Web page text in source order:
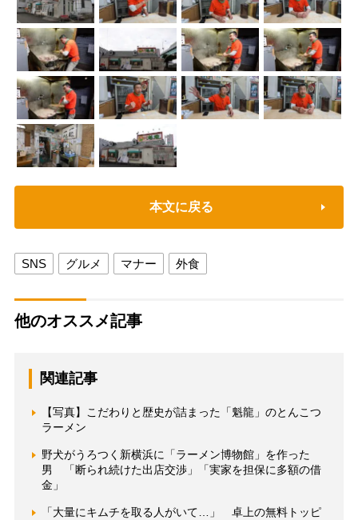
本文に戻る
SNS グルメ マナー 外食
他のオススメ記事
関連記事
【写真】こだわりと歴史が詰まった「魁龍」のとんこつ
ラーメン
野犬がうろつく新横浜に「ラーメン博物館」を作った
男 「断られ続けた出店交渉」「実家を担保に多額の借
金」
「大量にキムチを取る人がいて…」 卓上の無料トッピ